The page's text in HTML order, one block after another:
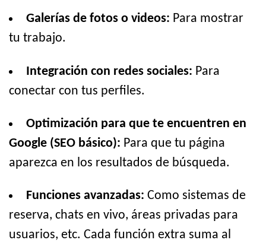
Galerías de fotos o videos: Para mostrar
tu trabajo.
Integración con redes sociales: Para
conectar con tus perfiles.
Optimización para que te encuentren en
Google (SEO básico): Para que tu página
aparezca en los resultados de búsqueda.
Funciones avanzadas: Como sistemas de
reserva, chats en vivo, áreas privadas para
usuarios, etc. Cada función extra suma al